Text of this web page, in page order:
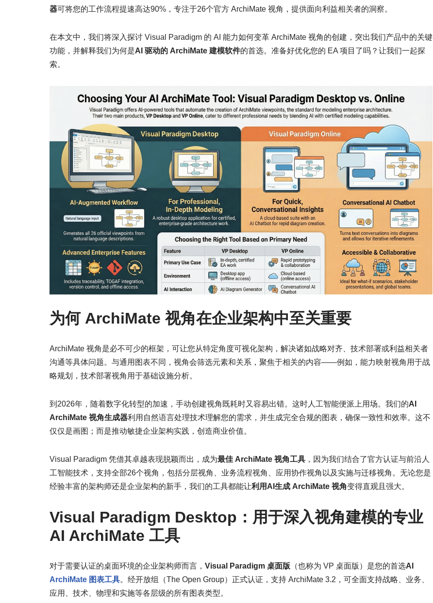
器可将您的工作流程提速高达90%，专注于26个官方 ArchiMate 视角，提供面向利益相关者的洞察。
在本文中，我们将深入探讨 Visual Paradigm 的 AI 能力如何变革 ArchiMate 视角的创建，突出我们产品中的关键
功能，并解释我们为何是AI 驱动的 ArchiMate 建模软件的首选。准备好优化您的 EA 项目了吗？让我们一起探
索。
为何 ArchiMate 视角在企业架构中至关重要
ArchiMate 视角是必不可少的框架，可让您从特定角度可视化架构，解决诸如战略对齐、技术部署或利益相关者
沟通等具体问题。与通用图表不同，视角会筛选元素和关系，聚焦于相关的内容——例如，能力映射视角用于战
略规划，技术部署视角用于基础设施分析。
到2026年，随着数字化转型的加速，手动创建视角既耗时又容易出错。这时人工智能便派上用场。我们的AI
ArchiMate 视角生成器利用自然语言处理技术理解您的需求，并生成完全合规的图表，确保一致性和效率。这不
仅仅是画图；而是推动敏捷企业架构实践，创造商业价值。
Visual Paradigm 凭借其卓越表现脱颖而出，成为最佳 ArchiMate 视角工具 ，因为我们结合了官方认证与前沿人
工智能技术，支持全部26个视角，包括分层视角、业务流程视角、应用协作视角以及实施与迁移视角。无论您是
经验丰富的架构师还是企业架构的新手，我们的工具都能让利用AI生成 ArchiMate 视角变得直观且强大。
Visual Paradigm Desktop：用于深入视角建模的专业
AI ArchiMate 工具
对于需要认证的桌面环境的企业架构师而言， Visual Paradigm 桌面版 （也称为 VP 桌面版）是您的首选AI
ArchiMate 图表工具。经开放组（The Open Group）正式认证，支持 ArchiMate 3.2，可全面支持战略、业务、
应用、技术、物理和实施等各层级的所有图表类型。